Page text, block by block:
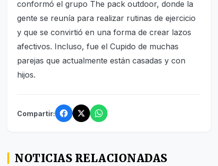
conformó el grupo The pack outdoor, donde la
gente se reunía para realizar rutinas de ejercicio
y que se convirtió en una forma de crear lazos
afectivos. Incluso, fue el Cupido de muchas
parejas que actualmente están casadas y con
hijos.
Compartir:
NOTICIAS RELACIONADAS